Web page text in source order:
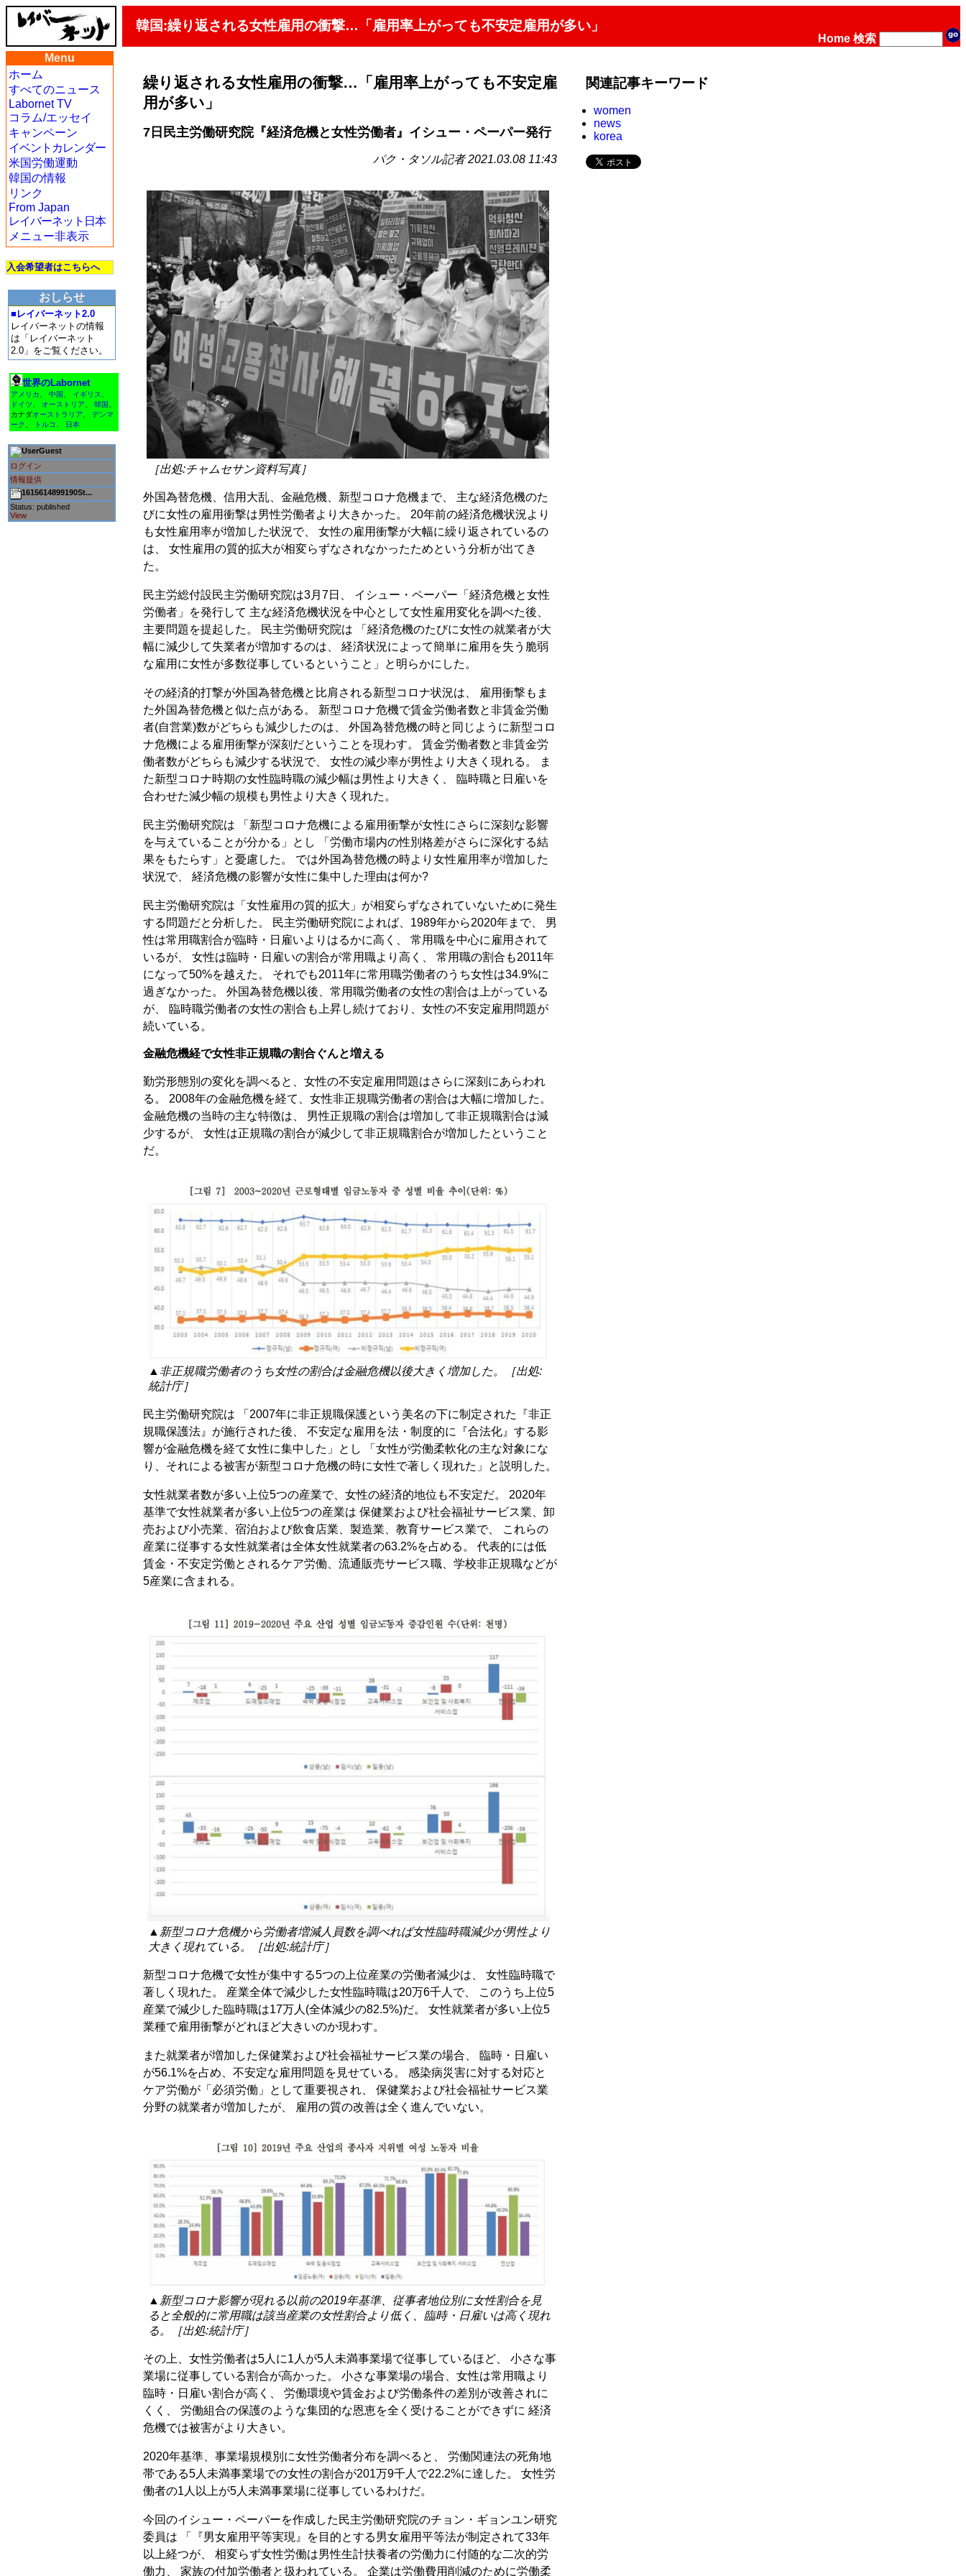
韓国:繰り返される女性雇用の衝撃…「雇用率上がっても不安定雇用が多い」
Home 検索
Menu
ホーム
すべてのニュース
Labornet TV
コラム/エッセイ
キャンペーン
イベントカレンダー
米国労働運動
韓国の情報
リンク
From Japan
レイバーネット日本
メニュー非表示
入会希望者はこちらへ
おしらせ
■レイバーネット2.0
レイバーネットの情報
は「レイバーネット
2.0」をご覧ください。
世界のLabornet
アメリカ 中国 イギリス
ドイツ
オーストリア 韓国
カナダオーストラリア
デンマ
ーク
トルコ 日本
Guest
ログイン
情報提供
1615614899190St...
Status: published
View
繰り返される女性雇用の衝撃…「雇用率上がっても不安定雇
用が多い」
7日民主労働研究院『経済危機と女性労働者』イシュー・ペーパー発行
パク・タソル記者 2021.03.08 11:43
［出処:チャムセサン資料写真］
外国為替危機、信用大乱、金融危機、新型コロナ危機まで、 主な経済危機のた
びに女性の雇用衝撃は男性労働者より大きかった。 20年前の経済危機状況より
も女性雇用率が増加した状況で、 女性の雇用衝撃が大幅に繰り返されているの
は、 女性雇用の質的拡大が相変らずなされなかったためという分析が出てき
た。
民主労総付設民主労働研究院は3月7日、 イシュー・ペーパー「経済危機と女性
労働者」を発行して 主な経済危機状況を中心として女性雇用変化を調べた後、
主要問題を提起した。 民主労働研究院は 「経済危機のたびに女性の就業者が大
幅に減少して失業者が増加するのは、 経済状況によって簡単に雇用を失う脆弱
な雇用に女性が多数従事しているということ」と明らかにした。
その経済的打撃が外国為替危機と比肩される新型コロナ状況は、 雇用衝撃もま
た外国為替危機と似た点がある。 新型コロナ危機で賃金労働者数と非賃金労働
者(自営業)数がどちらも減少したのは、 外国為替危機の時と同じように新型コロ
ナ危機による雇用衝撃が深刻だということを現わす。 賃金労働者数と非賃金労
働者数がどちらも減少する状況で、 女性の減少率が男性より大きく現れる。 ま
た新型コロナ時期の女性臨時職の減少幅は男性より大きく、 臨時職と日雇いを
合わせた減少幅の規模も男性より大きく現れた。
民主労働研究院は 「新型コロナ危機による雇用衝撃が女性にさらに深刻な影響
を与えていることが分かる」とし 「労働市場内の性別格差がさらに深化する結
果をもたらす」と憂慮した。 では外国為替危機の時より女性雇用率が増加した
状況で、 経済危機の影響が女性に集中した理由は何か?
民主労働研究院は「女性雇用の質的拡大」が相変らずなされていないために発生
する問題だと分析した。 民主労働研究院によれば、1989年から2020年まで、 男
性は常用職割合が臨時・日雇いよりはるかに高く、 常用職を中心に雇用されて
いるが、 女性は臨時・日雇いの割合が常用職より高く、 常用職の割合も2011年
になって50%を越えた。 それでも2011年に常用職労働者のうち女性は34.9%に
過ぎなかった。 外国為替危機以後、常用職労働者の女性の割合は上がっている
が、 臨時職労働者の女性の割合も上昇し続けており、女性の不安定雇用問題が
続いている。
金融危機経で女性非正規職の割合ぐんと増える
勤労形態別の変化を調べると、女性の不安定雇用問題はさらに深刻にあらわれ
る。 2008年の金融危機を経て、女性非正規職労働者の割合は大幅に増加した。
金融危機の当時の主な特徴は、 男性正規職の割合は増加して非正規職割合は減
少するが、 女性は正規職の割合が減少して非正規職割合が増加したということ
だ。
▲非正規職労働者のうち女性の割合は金融危機以後大きく増加した。［出処:
統計庁］
民主労働研究院は 「2007年に非正規職保護という美名の下に制定された『非正
規職保護法』が施行された後、 不安定な雇用を法・制度的に『合法化』する影
響が金融危機を経て女性に集中した」とし 「女性が労働柔軟化の主な対象にな
り、それによる被害が新型コロナ危機の時に女性で著しく現れた」と説明した。
女性就業者数が多い上位5つの産業で、女性の経済的地位も不安定だ。 2020年
基準で女性就業者が多い上位5つの産業は 保健業および社会福祉サービス業、卸
売および小売業、宿泊および飲食店業、製造業、教育サービス業で、 これらの
産業に従事する女性就業者は全体女性就業者の63.2%を占める。 代表的には低
賃金・不安定労働とされるケア労働、流通販売サービス職、学校非正規職などが
5産業に含まれる。
▲新型コロナ危機から労働者増減人員数を調べれば女性臨時職減少が男性より
大きく現れている。［出処:統計庁］
新型コロナ危機で女性が集中する5つの上位産業の労働者減少は、 女性臨時職で
著しく現れた。 産業全体で減少した女性臨時職は20万6千人で、 このうち上位5
産業で減少した臨時職は17万人(全体減少の82.5%)だ。 女性就業者が多い上位5
業種で雇用衝撃がどれほど大きいのか現わす。
また就業者が増加した保健業および社会福祉サービス業の場合、 臨時・日雇い
が56.1%を占め、不安定な雇用問題を見せている。 感染病災害に対する対応と
ケア労働が「必須労働」として重要視され、 保健業および社会福祉サービス業
分野の就業者が増加したが、 雇用の質の改善は全く進んでいない。
▲新型コロナ影響が現れる以前の2019年基準、従事者地位別に女性割合を見
ると全般的に常用職は該当産業の女性割合より低く、臨時・日雇いは高く現れ
る。［出処:統計庁］
その上、女性労働者は5人に1人が5人未満事業場で従事しているほど、 小さな事
業場に従事している割合が高かった。 小さな事業場の場合、女性は常用職より
臨時・日雇い割合が高く、 労働環境や賃金および労働条件の差別が改善されに
くく、 労働組合の保護のような集団的な恩恵を全く受けることができずに 経済
危機では被害がより大きい。
2020年基準、事業場規模別に女性労働者分布を調べると、 労働関連法の死角地
帯である5人未満事業場での女性の割合が201万9千人で22.2%に達した。 女性労
働者の1人以上が5人未満事業場に従事しているわけだ。
今回のイシュー・ペーパーを作成した民主労働研究院のチョン・ギョンユン研究
委員は 「『男女雇用平等実現』を目的とする男女雇用平等法が制定されて33年
以上経つが、 相変らず女性労働は男性生計扶養者の労働力に付随的な二次的労
働力、 家族の付加労働者と扱われている。 企業は労働費用削減のために労働柔
関連記事キーワード
women
news
korea